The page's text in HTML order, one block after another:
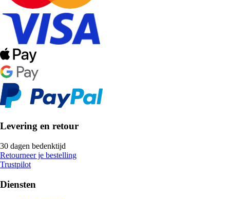
Levering en retour
30 dagen bedenktijd
Retourneer je bestelling
Trustpilot
Diensten